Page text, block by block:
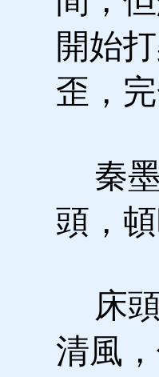
開始
歪，
秦墨
頭，
床頭
清風